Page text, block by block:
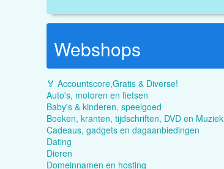
Webshops
🏅 Accountscore,Gratis & Diverse!
Auto's, motoren en fietsen
Baby's & kinderen, speelgoed
Boeken, kranten, tijdschriften, DVD en Muziek
Cadeaus, gadgets en dagaanbiedingen
Dating
Dieren
Domeinnamen en hosting